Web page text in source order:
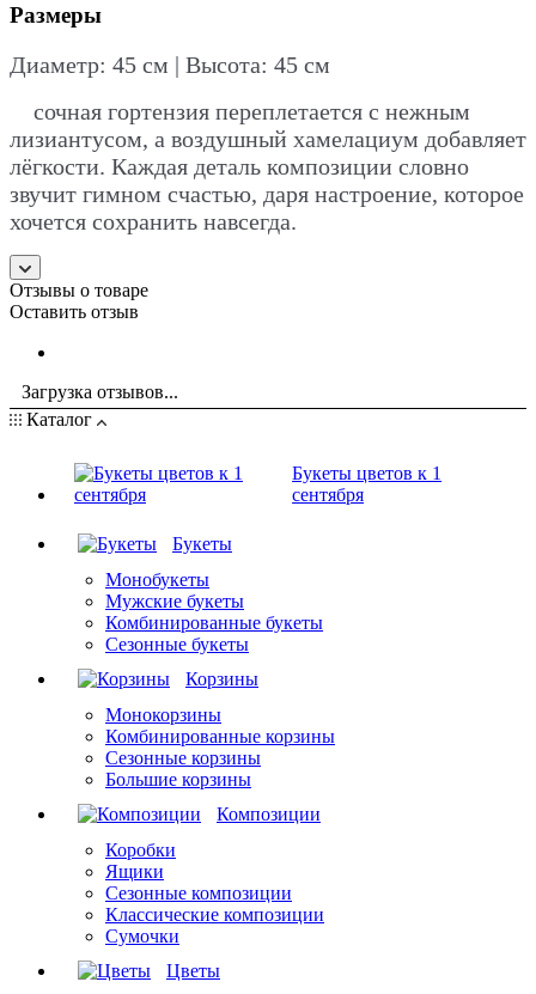
Размеры
Диаметр: 45 см | Высота: 45 см
сочная гортензия переплетается с нежным
лизиантусом, а воздушный хамелациум добавляет
лёгкости. Каждая деталь композиции словно
звучит гимном счастью, даря настроение, которое
хочется сохранить навсегда.
Отзывы о товаре
Оставить отзыв
Загрузка отзывов...
Каталог
Букеты цветов к 1
сентября
Букеты
Монобукеты
Мужские букеты
Комбинированные букеты
Сезонные букеты
Корзины
Монокорзины
Комбинированные корзины
Сезонные корзины
Большие корзины
Композиции
Коробки
Ящики
Сезонные композиции
Классические композиции
Сумочки
Цветы